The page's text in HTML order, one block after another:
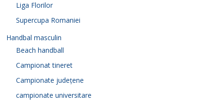
Liga Florilor
Supercupa Romaniei
Handbal masculin
Beach handball
Campionat tineret
Campionate județene
campionate universitare